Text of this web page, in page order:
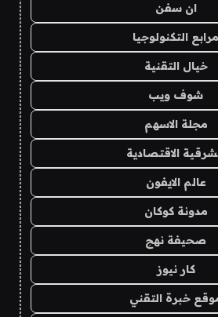
ان سفن
مرابع التكنولوجيا
خيال التقنية
شوف ويب
مجلة الاسهم
الاقتصادية
عالم الايفون
مدونة كوكان
صحيفة نهج
كار نيوز
خبرة التقني